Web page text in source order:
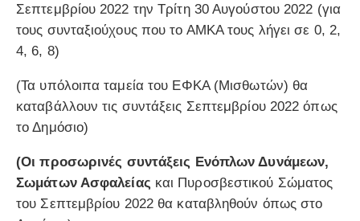
Σεπτεμβρίου 2022 την Τρίτη 30 Αυγούστου 2022 (για
τους συνταξιούχους που το ΑΜΚΑ τους λήγει σε 0, 2,
4, 6, 8)
(Τα υπόλοιπα ταμεία του ΕΦΚΑ (Μισθωτών) θα
καταβάλλουν τις συντάξεις Σεπτεμβρίου 2022 όπως
το Δημόσιο)
(Οι προσωρινές συντάξεις Ενόπλων Δυνάμεων,
Σωμάτων Ασφαλείας και Πυροσβεστικού Σώματος
του Σεπτεμβρίου 2022 θα καταβληθούν όπως στο